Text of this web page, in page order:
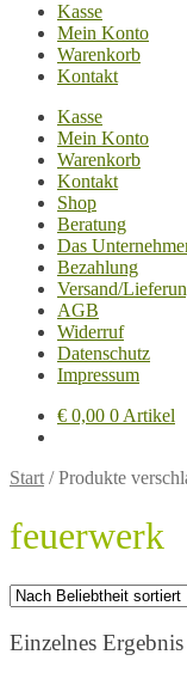
Kasse
Mein Konto
Warenkorb
Kontakt
Kasse
Mein Konto
Warenkorb
Kontakt
Shop
Beratung
Das
Bezahlung
Versand/
AGB
Widerruf
Datenschutz
Impressum
€ 0,00 0 Artikel
Start /Produkte
feuerwerk
Einzelnes